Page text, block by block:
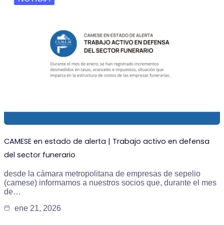
CAMESE en estado de alerta | Trabajo activo en defensa
del sector funerario
desde la cámara metropolitana de empresas de sepelio
(camese) informamos a nuestros socios que, durante el mes
de…
ene 21, 2026